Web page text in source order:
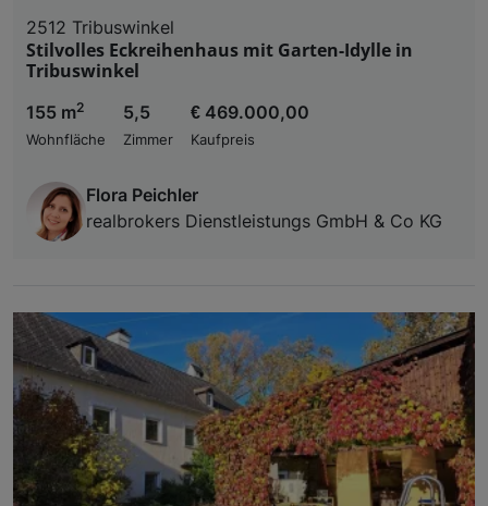
2512 Tribuswinkel
Stilvolles Eckreihenhaus mit Garten-Idylle in
Tribuswinkel
155 m2
Wohnfläche
5,5
Zimmer
€ 469.000,00
Kaufpreis
Flora Peichler
realbrokers Dienstleistungs GmbH & Co KG